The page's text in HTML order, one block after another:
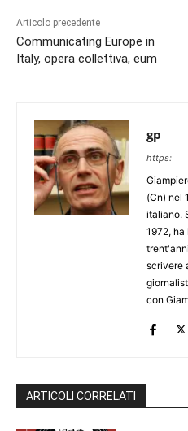
Articolo precedente
Communicating Europe in
Italy, opera collettiva, eum
gp
https:
(Cn) nel
italiano.
1972, ha
scrivere
con
ARTICOLI CORRELATI